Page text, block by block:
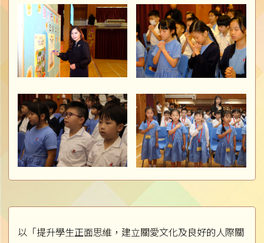
以「提升學生正面思維，建立關愛文化及良好的人際關